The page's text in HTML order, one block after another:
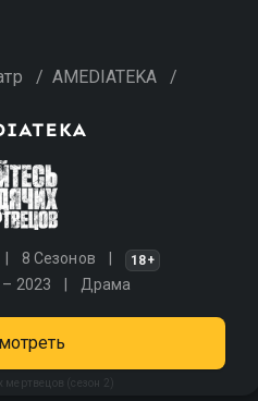
/ AMEDIATEKA /
8 Сезонов 18+
– 2023 Драма
мертвецов (сезон 2)